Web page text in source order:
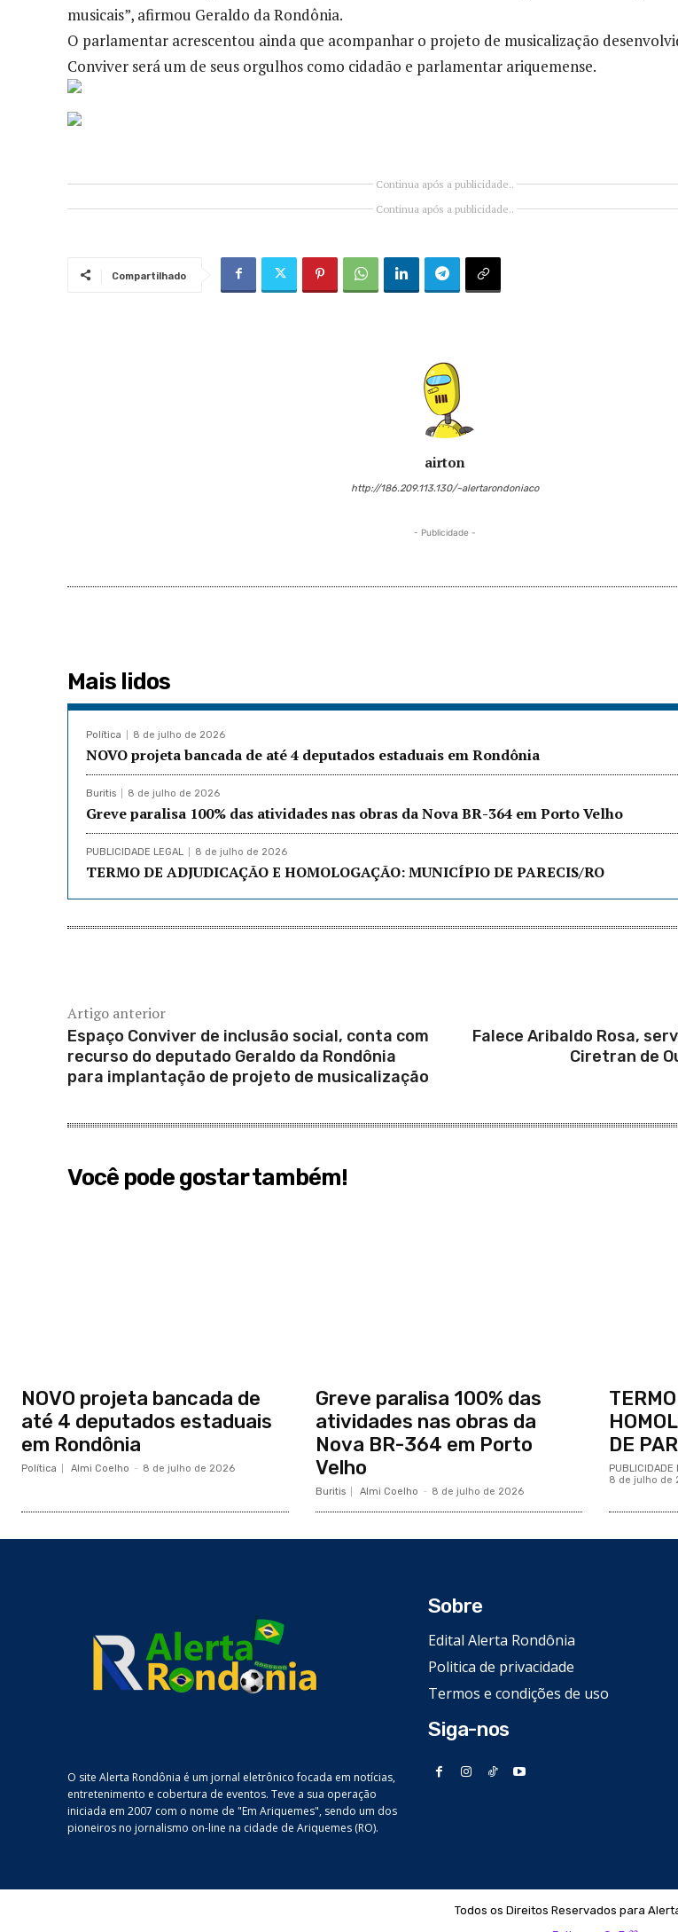
musicais”, afirmou Geraldo da Rondônia.
O parlamentar acrescentou ainda que acompanhar o projeto de musicalização
Conviver será um de seus orgulhos como cidadão e parlamentar ariquemense.
Continua após a publicidade..
Continua após a publicidade..
Compartilhado
airton
http://186.209.113.130/~alertarondoniaco
- Publicidade -
Mais lidos
Política 8 de julho de 2026
NOVO projeta bancada de até 4 deputados estaduais em Rondônia
Buritis 8 de julho de 2026
Greve paralisa 100% das atividades nas obras da Nova BR-364 em Porto Velho
PUBLICIDADE LEGAL 8 de julho de 2026
TERMO DE ADJUDICAÇÃO E HOMOLOGAÇÃO: MUNICÍPIO DE PARECIS/RO
Artigo anterior
Espaço Conviver de inclusão social, conta com
recurso do deputado Geraldo da Rondônia
para implantação de projeto de musicalização
Falece Aribaldo Rosa,
Ciretran de
Você pode gostar também!
NOVO projeta bancada de
até 4 deputados estaduais
em Rondônia
Política Almi Coelho - 8 de julho de 2026
Greve paralisa 100% das
atividades nas obras da
Nova BR-364 em Porto
Velho
Buritis Almi Coelho - 8 de julho de 2026
DE
PUBLICIDADE
8 de julho de
O site Alerta Rondônia é um jornal eletrônico focada em notícias,
entretenimento e cobertura de eventos. Teve a sua operação
iniciada em 2007 com o nome de "Em Ariquemes", sendo um dos
pioneiros no jornalismo on-line na cidade de Ariquemes (RO).
Sobre
Edital Alerta Rondônia
Politica de privacidade
Termos e condições de uso
Siga-nos
Todos os Direitos Reservados para